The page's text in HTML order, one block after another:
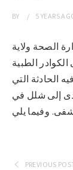
BY 5 YEARS
وزارة الصحة ولاية
الطبية
الحادثة التي
إلى شلل في
PREVIOUS